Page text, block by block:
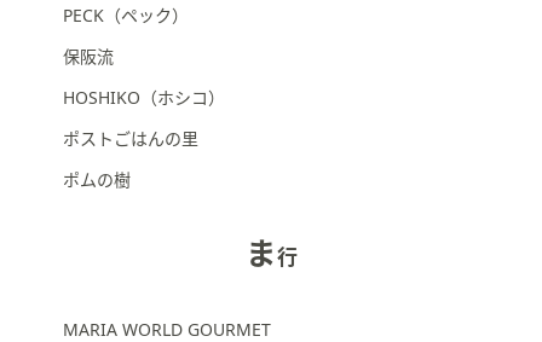
PECK（ペック）
保阪流
HOSHIKO（ホシコ）
ポストごはんの里
ポムの樹
ま行
MARIA WORLD GOURMET